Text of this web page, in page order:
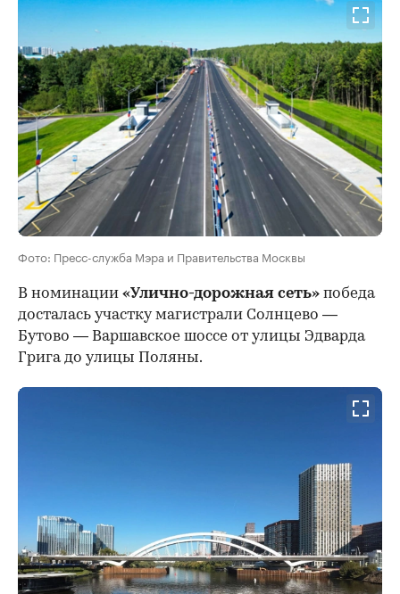
Фото: Пресс-служба Мэра и Правительства Москвы
В номинации «Улично-дорожная сеть» победа
досталась участку магистрали Солнцево —
Бутово — Варшавское шоссе от улицы Эдварда
Грига до улицы Поляны.